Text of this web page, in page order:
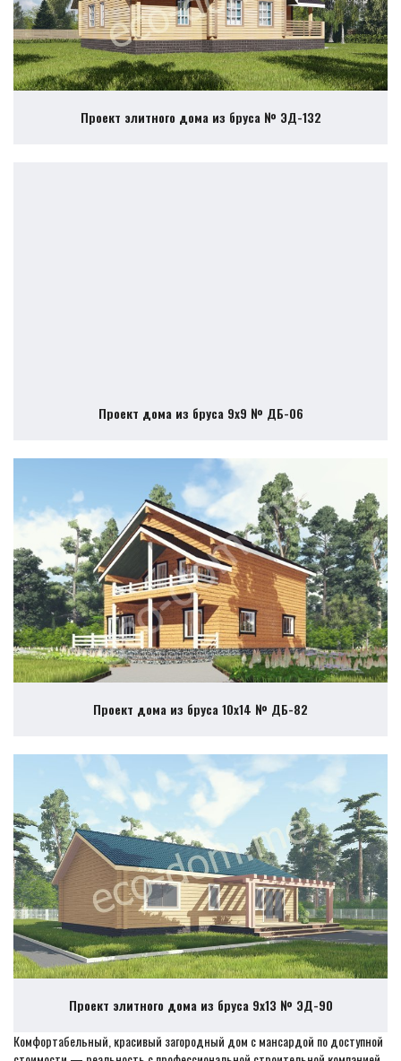
Проект элитного дома из бруса № ЭД-132
Проект дома из бруса 9х9 № ДБ-06
Проект дома из бруса 10х14 № ДБ-82
Проект элитного дома из бруса 9х13 № ЭД-90
Комфортабельный, красивый загородный дом с мансардой по доступной